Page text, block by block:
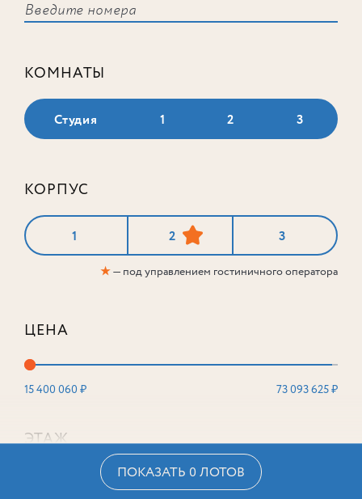
КОМНАТЫ
Студия 1 2 3
КОРПУС
1 2 3
★— под управлением гостиничного оператора
ЦЕНА
15 400 060 ₽ 73 093 625 ₽
ЭТАЖ
ПОКАЗАТЬ 0 ЛОТОВ
соответствует ни одного лота